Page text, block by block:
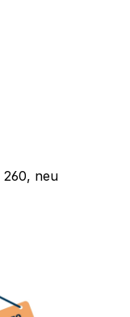
260, neu